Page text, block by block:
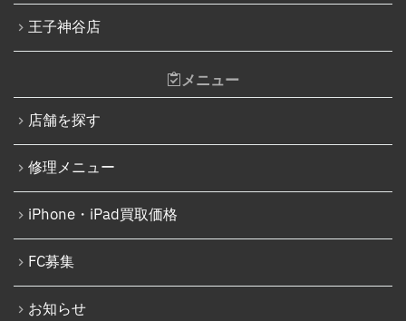
iPad水没洗浄作業
iPadその他部品修理
Nintendo Switch修理実績
Nintendo Switch液晶画面修理交換
Nintendo Siwtch充電コネクタ修理
Nintendo Switchタッチパネル修理交換
Nintendo Switchゲームカードスロット修理
Nintendo Switch SDカードスロット修理
iPhone 13
iPhone 13 mini
iPhone 13 Pro Max
iPhone SE（第3世代）
iPhone 14
iPhone 14 Pro
iPhone 14 Pro Max
iPhone 14 Plus
王子神谷店
メニュー
店舗を探す
修理メニュー
iPhone・iPad買取価格
FC募集
お知らせ